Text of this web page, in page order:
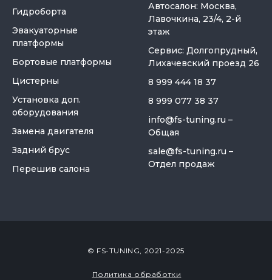
Гидроборта
Эвакуаторные
платформы
Бортовые платформы
Цистерны
Установка доп.
оборудования
Замена двигателя
Задний брус
Перешив салона
Автосалон: Москва,
Лавочкина, 23/4, 2-й
этаж
Сервис: Долгопрудный,
Лихачевский проезд 26
8 999 444 18 37
8 999 077 38 37
info@fs-tuning.ru –
Общая
sale@fs-tuning.ru –
Отдел продаж
© FS-TUNING, 2021-2025
Политика обработки